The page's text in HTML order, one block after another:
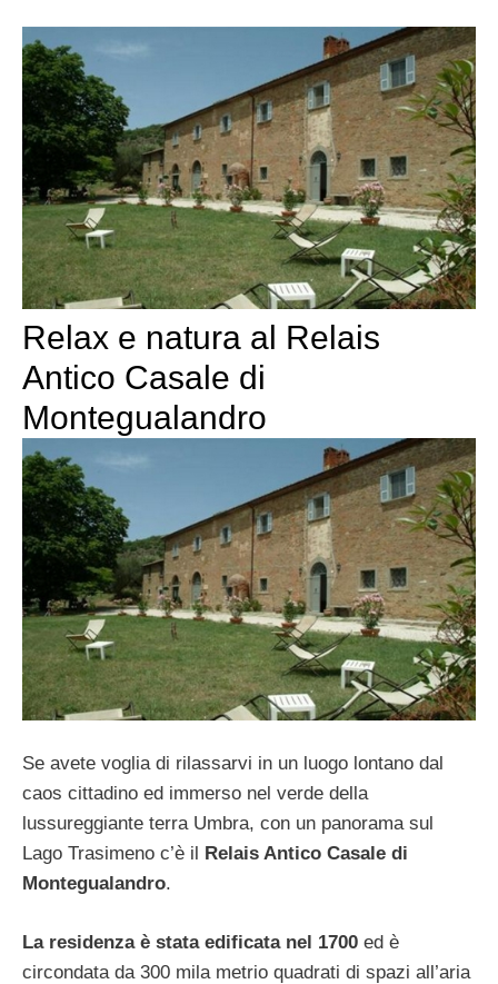
Relax e natura al Relais
Antico Casale di
Montegualandro
Se avete voglia di rilassarvi in un luogo lontano dal
caos cittadino ed immerso nel verde della
lussureggiante terra Umbra, con un panorama sul
Lago Trasimeno c’è il
Relais Antico Casale di
Montegualandro.
La residenza è stata edificata nel 1700 ed è
circondata da 300 mila metrio quadrati di spazi all’aria